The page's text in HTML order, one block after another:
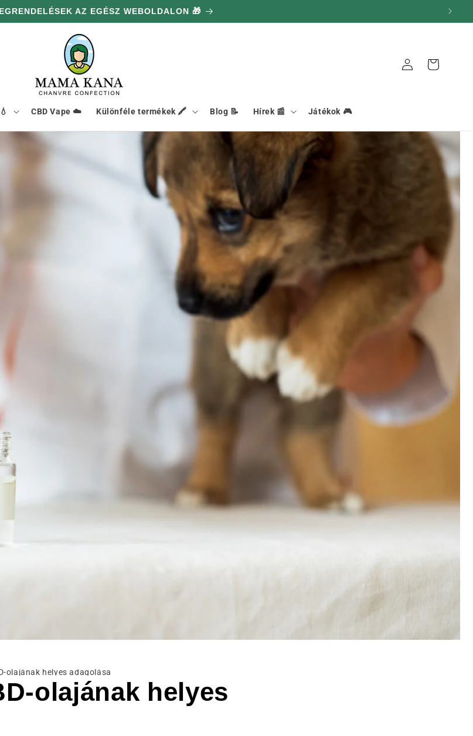
Ft-S VÁSÁRLÁS UTÁN 100 G AJÁNDÉK 🔥
CBD Vape ☁️ Különféle termékek 🖍️ Blog 📝 Hírek 📰 Játékok 🎮
Kapcsolat Kosár
olajának helyes adagolása
olajának helyes